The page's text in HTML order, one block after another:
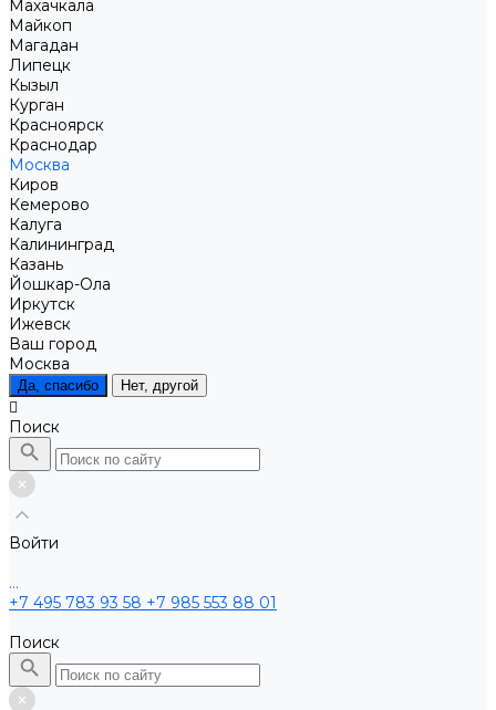
Махачкала
Майкоп
Магадан
Липецк
Кызыл
Курган
Красноярск
Краснодар
Москва
Киров
Кемерово
Калуга
Калининград
Казань
Йошкар-Ола
Иркутск
Ижевск
Ваш город
Москва
Да, спасибо Нет, другой
Поиск
Войти
...
+7 495 783 93 58 +7 985 553 88 01
Поиск